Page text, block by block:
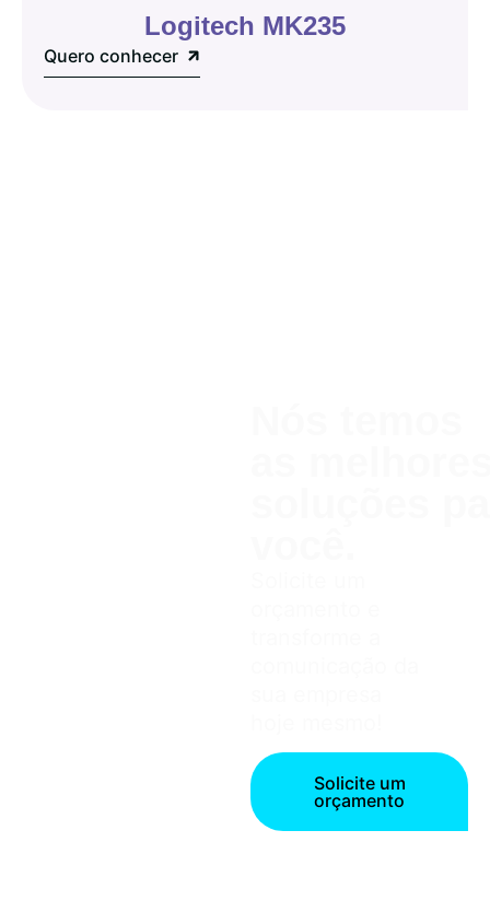
Logitech MK235
Quero conhecer
Solicite um
orçamento